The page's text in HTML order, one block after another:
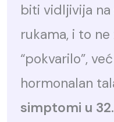
biti vidljivija
rukama, i to
“pokvarilo”,
hormonalan
simptomi u